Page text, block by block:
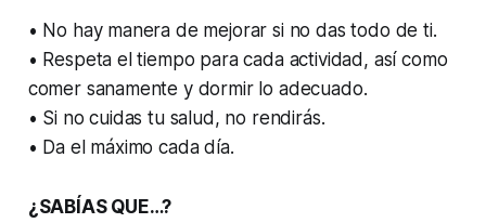
• No hay manera de mejorar si no das todo de ti.
• Respeta el tiempo para cada actividad, así como
comer sanamente y dormir lo adecuado.
• Si no cuidas tu salud, no rendirás.
• Da el máximo cada día.
¿SABÍAS QUE…?